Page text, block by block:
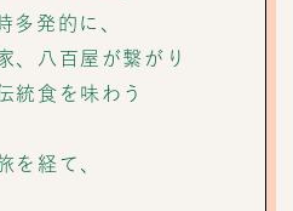
多発的に、
、八百屋が繋がり
統食を味わう
を経て、